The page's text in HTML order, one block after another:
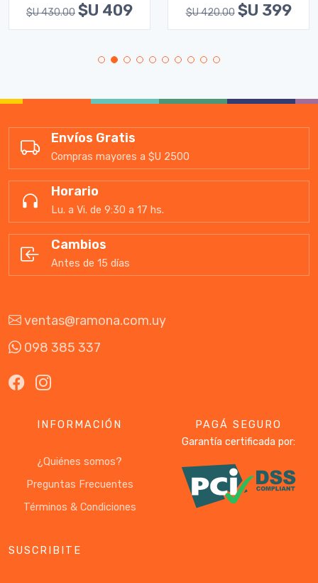
$U 430.00 $U 409 $U 420.00 $U 399
Envíos Gratis
Compras mayores a $U 2500
Horario
Lu. a Vi. de 9:30 a 17 hs.
Cambios
Antes de 15 días
ventas@ramona.com.uy
098 385 337
INFORMACIÓN
¿Quiénes somos?
Preguntas Frecuentes
Términos & Condiciones
PAGÁ SEGURO
Garantía certificada por:
SUSCRIBITE